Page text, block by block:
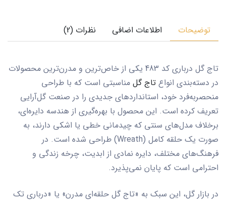
توضیحات اطلاعات اضافی نظرات (2)
تاج گل درباری کد 483
یکی از خاص‌ترین و مدرن‌ترین محصولات
در دسته‌بندی انواع تاج گل مناسبتی است که با طراحی
منحصربه‌فرد خود، استانداردهای جدیدی را در صنعت گل‌آرایی
تعریف کرده است. این محصول با بهره‌گیری از هندسه دایره‌ای،
برخلاف مدل‌های سنتی که چیدمانی خطی یا اشکی دارند، به
صورت یک حلقه کامل (Wreath) طراحی شده است. در
فرهنگ‌های مختلف، دایره نمادی از ابدیت، چرخه زندگی و
احترامی است که پایان نمی‌پذیرد.
در بازار گل، این سبک به «تاج گل حلقه‌ای مدرن» یا «درباری تک